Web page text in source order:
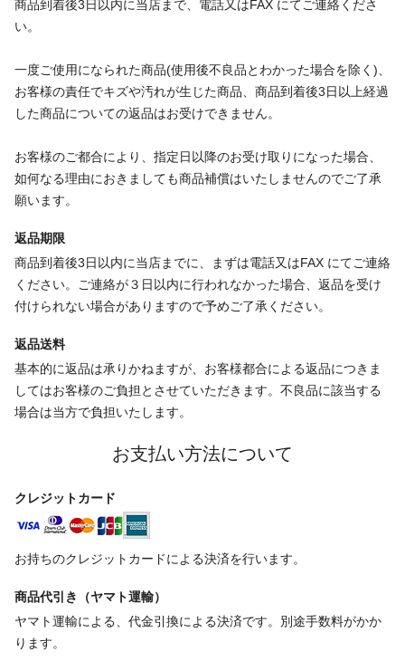
商品到着後3日以内に当店まで、電話又はFAX にてご連絡くださ
い。
一度ご使用になられた商品(使用後不良品とわかった場合を除く)、
お客様の責任でキズや汚れが生じた商品、商品到着後3日以上経過
した商品についての返品はお受けできません。
お客様のご都合により、指定日以降のお受け取りになった場合、
如何なる理由におきましても商品補償はいたしませんのでご了承
願います。
返品期限
商品到着後3日以内に当店までに、まずは電話又はFAX にてご連絡
ください。ご連絡が３日以内に行われなかった場合、返品を受け
付けられない場合がありますので予めご了承ください。
返品送料
基本的に返品は承りかねますが、お客様都合による返品につきま
してはお客様のご負担とさせていただきます。不良品に該当する
場合は当方で負担いたします。
お支払い方法について
クレジットカード
お持ちのクレジットカードによる決済を行います。
商品代引き（ヤマト運輸）
ヤマト運輸による、代金引換による決済です。別途手数料がかか
ります。